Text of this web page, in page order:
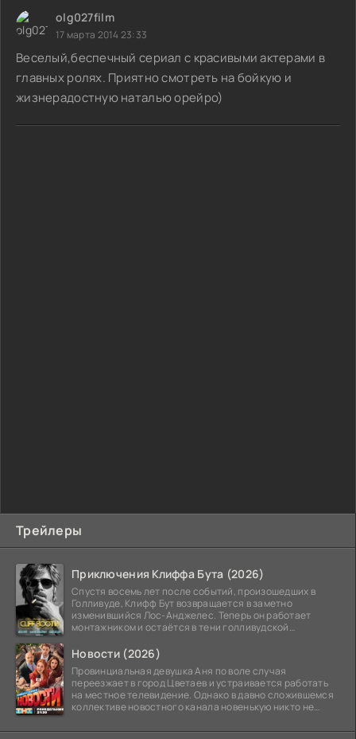
Трейлеры
Приключения Клиффа Бута (2026)
Спустя восемь лет после событий, произошедших в
Голливуде, Клифф Бут возвращается в заметно
изменившийся Лос-Анджелес. Теперь он работает
монтажником и остаётся в тени голливудской
Новости (2026)
Провинциальная девушка Аня по воле случая
переезжает в город Цветаев и устраивается работать
на местное телевидение. Однако в давно сложившемся
коллективе новостного канала новенькую никто не
olg027film
17 марта 2014 23:33
Веселый,беспечный сериал с красивыми актерами в
главных ролях. Приятно смотреть на бойкую и
жизнерадостную наталью орейро)